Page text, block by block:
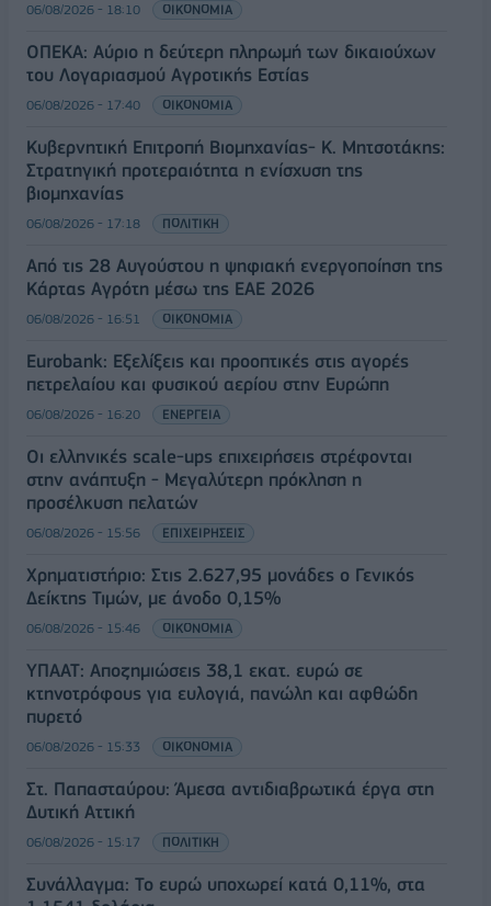
06/08/2026 - 18:10 ΟΙΚΟΝΟΜΙΑ
ΟΠΕΚΑ: Αύριο η δεύτερη πληρωμή των δικαιούχων
του Λογαριασμού Αγροτικής Εστίας
06/08/2026 - 17:40 ΟΙΚΟΝΟΜΙΑ
Κυβερνητική Επιτροπή Βιομηχανίας- Κ. Μητσοτάκης:
Στρατηγική προτεραιότητα η ενίσχυση της
βιομηχανίας
06/08/2026 - 17:18 ΠΟΛΙΤΙΚΗ
Από τις 28 Αυγούστου η ψηφιακή ενεργοποίηση της
Κάρτας Αγρότη μέσω της ΕΑΕ 2026
06/08/2026 - 16:51 ΟΙΚΟΝΟΜΙΑ
Eurobank: Εξελίξεις και προοπτικές στις αγορές
πετρελαίου και φυσικού αερίου στην Ευρώπη
06/08/2026 - 16:20 ΕΝΕΡΓΕΙΑ
Οι ελληνικές scale-ups επιχειρήσεις στρέφονται
στην ανάπτυξη - Μεγαλύτερη πρόκληση η
προσέλκυση πελατών
06/08/2026 - 15:56 ΕΠΙΧΕΙΡΗΣΕΙΣ
Χρηματιστήριο: Στις 2.627,95 μονάδες ο Γενικός
Δείκτης Τιμών, με άνοδο 0,15%
06/08/2026 - 15:46 ΟΙΚΟΝΟΜΙΑ
ΥΠΑΑΤ: Αποζημιώσεις 38,1 εκατ. ευρώ σε
κτηνοτρόφους για ευλογιά, πανώλη και αφθώδη
πυρετό
06/08/2026 - 15:33 ΟΙΚΟΝΟΜΙΑ
Στ. Παπασταύρου: Άμεσα αντιδιαβρωτικά έργα στη
Δυτική Αττική
06/08/2026 - 15:17 ΠΟΛΙΤΙΚΗ
Συνάλλαγμα: Το ευρώ υποχωρεί κατά 0,11%, στα